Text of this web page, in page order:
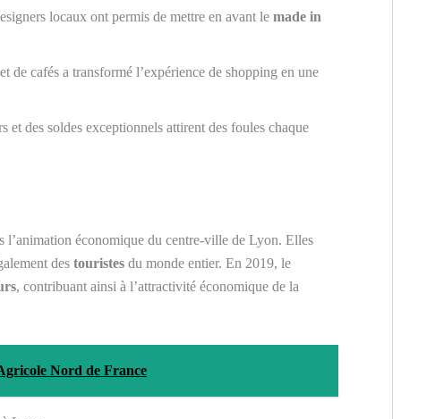
locaux ont permis de mettre en avant le made in
de cafés a transformé l’expérience de shopping en une
et des soldes exceptionnels attirent des foules chaque
économique du centre-ville de Lyon. Elles
des touristes du monde entier. En 2019, le
, contribuant ainsi à l’attractivité économique de la
Nord de France